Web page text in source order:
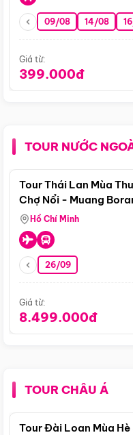
09/08 14/08
Giá từ:
399.000đ
TOUR NƯỚC
Tour Thái Lan Mùa
Chợ Nổi - Muang
Hồ Chí Minh
26/09
Giá từ:
8.499.000đ
TOUR CHÂU Á
Tour Đài Loan Mùa